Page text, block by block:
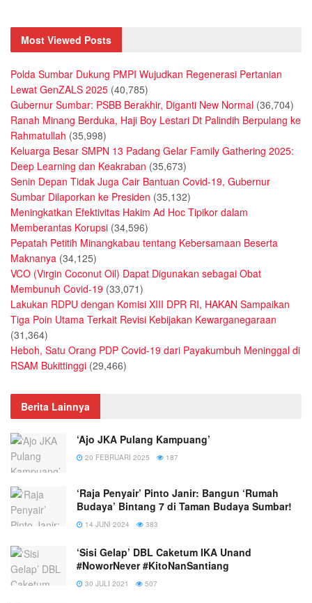
Most Viewed Posts
Polda Sumbar Dukung PMPI Wujudkan Regenerasi Pertanian
Lewat GenZALS 2025 (40,785)
Gubernur Sumbar: PSBB Berakhir, Diganti New Normal (36,704)
Ranah Minang Berduka, Haji Boy Lestari Dt Palindih Berpulang ke
Rahmatullah (35,998)
Keluarga Besar SMPN 13 Padang Gelar Family Gathering 2025:
Deep Learning dan Keakraban (35,673)
Senin Depan Tidak Juga Cair Bantuan Covid-19, Gubernur
Sumbar Dilaporkan ke Presiden (35,132)
Meningkatkan Efektivitas Hakim Ad Hoc Tipikor dalam
Memberantas Korupsi (34,596)
Pepatah Petitih Minangkabau tentang Kebersamaan Beserta
Maknanya (34,125)
VCO (Virgin Coconut Oil) Dapat Digunakan sebagai Obat
Membunuh Covid-19 (33,071)
Lakukan RDPU dengan Komisi XIII DPR RI, HAKAN Sampaikan
Tiga Poin Utama Terkait Revisi Kebijakan Kewarganegaraan
(31,364)
Heboh, Satu Orang PDP Covid-19 dari Payakumbuh Meninggal di
RSAM Bukittinggi (29,466)
Berita Lainnya
‘Ajo JKA Pulang Kampuang’
20 FEBRUARI 2025 187
‘Raja Penyair’ Pinto Janir: Bangun ‘Rumah
Budaya’ Bintang 7 di Taman Budaya Sumbar!
14 JUNI 2024 383
‘Sisi Gelap’ DBL Caketum IKA Unand
#NoworNever #KitoNanSantiang
30 JULI 2021 507